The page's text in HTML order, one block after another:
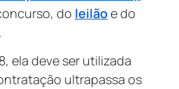
do leilãoe do
ela deve ser utilizada
ultrapassa os